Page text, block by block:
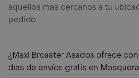
aquellos mas cercanos a tu
pedido
¿Maxi Broaster Asados ofrece con
días de envíos gratis en